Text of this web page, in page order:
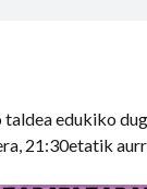
edukiko
21:30etatik